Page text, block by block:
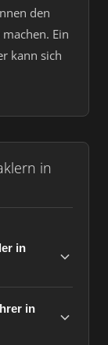
den
Ein
kann sich
in
in
in